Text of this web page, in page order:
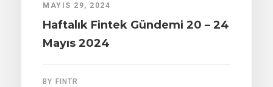
MAYIS 29, 2024
Haftalık Fintek Gündemi 20 – 24
Mayıs 2024
BY FINTR